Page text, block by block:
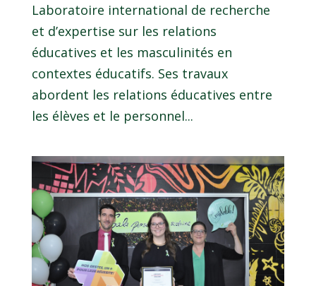
Laboratoire international de recherche
et d’expertise sur les relations
éducatives et les masculinités en
contextes éducatifs. Ses travaux
abordent les relations éducatives entre
les élèves et le personnel...